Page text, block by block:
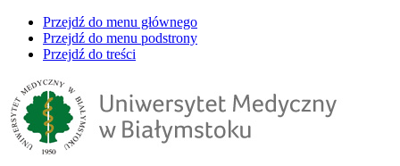
Przejdź do menu głównego
Przejdź do menu podstrony
Przejdź do treści